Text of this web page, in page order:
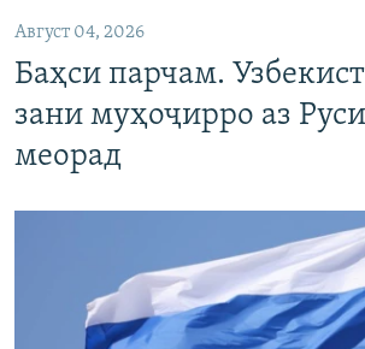
Август 04, 2026
Баҳси парчам.
зани муҳоҷирро аз
меорад